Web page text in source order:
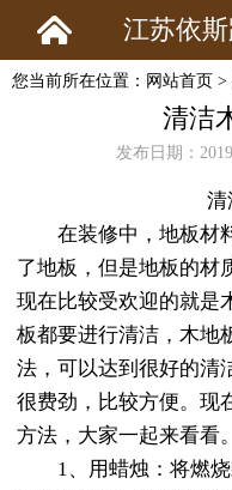
江苏依
您当前所在位置： 网站首页 >
清洁
发布日期：
清洁
在装修中，地板材料
了地板，但是地板的材
现在比较受欢迎的就是
板都要进行清洁，木地
法，可以达到很好的清
很费劲，比较方便。现
方法，大家一起来看看。
1、用蜡烛：将燃烧